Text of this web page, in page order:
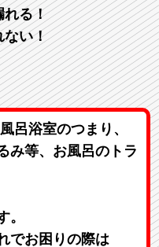
れる！
ない！
呂浴室のつまり、
み等、お風呂のトラ
。
でお困りの際は